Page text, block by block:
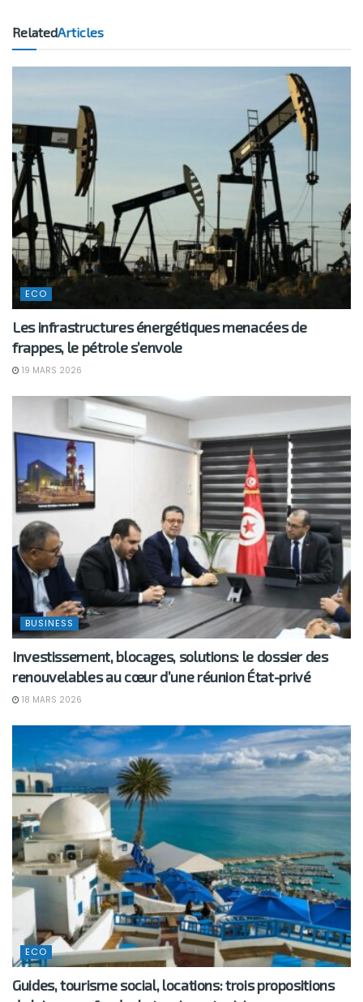
RelatedArticles
ECO
Les infrastructures énergétiques menacées de
frappes, le pétrole s’envole
19 MARS 2026
BUSINESS
Investissement, blocages, solutions: le dossier des
renouvelables au cœur d’une réunion État-privé
18 MARS 2026
ECO
Guides, tourisme social, locations: trois propositions